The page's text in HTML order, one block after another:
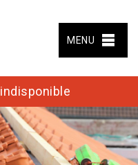
MENU
indisponible